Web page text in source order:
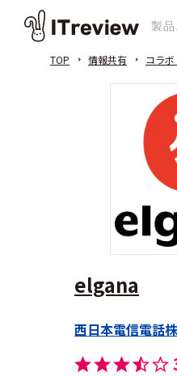
TOP 情報共有 コラ
elgana
西日本電信電話